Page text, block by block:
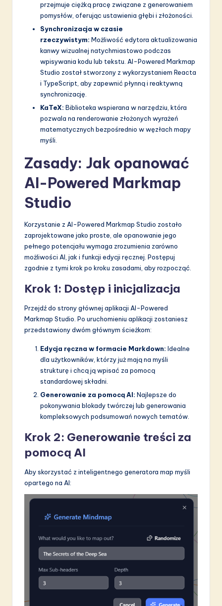
przejmuje ciężką pracę związane z generowaniem
pomysłów, oferując ustawienia głębi i złożoności.
Synchronizacja w czasie
rzeczywistym: Możliwość edytora aktualizowania
kanwy wizualnej natychmiastowo podczas
wpisywania kodu lub tekstu. AI-Powered Markmap
Studio został stworzony z wykorzystaniem Reacta
i TypeScript, aby zapewnić płynną i reaktywną
synchronizację.
KaTeX: Biblioteka wspierana w narzędziu, która
pozwala na renderowanie złożonych wyrażeń
matematycznych bezpośrednio w węzłach mapy
myśli.
Zasady: Jak opanować
AI-Powered Markmap
Studio
Korzystanie z AI-Powered Markmap Studio zostało
zaprojektowane jako proste, ale opanowanie jego
pełnego potencjału wymaga zrozumienia zarówno
możliwości AI, jak i funkcji edycji ręcznej. Postępuj
zgodnie z tymi krok po kroku zasadami, aby rozpocząć.
Krok 1: Dostęp i inicjalizacja
Przejdź do strony głównej aplikacji AI-Powered
Markmap Studio. Po uruchomieniu aplikacji zostaniesz
przedstawiony dwóm głównym ścieżkom:
Edycja ręczna w formacie Markdown: Idealne
dla użytkowników, którzy już mają na myśli
strukturę i chcą ją wpisać za pomocą
standardowej składni.
Generowanie za pomocą AI: Najlepsze do
pokonywania blokady twórczej lub generowania
kompleksowych podsumowań nowych tematów.
Krok 2: Generowanie treści za
pomocą AI
Aby skorzystać z inteligentnego generatora map myśli
opartego na AI: